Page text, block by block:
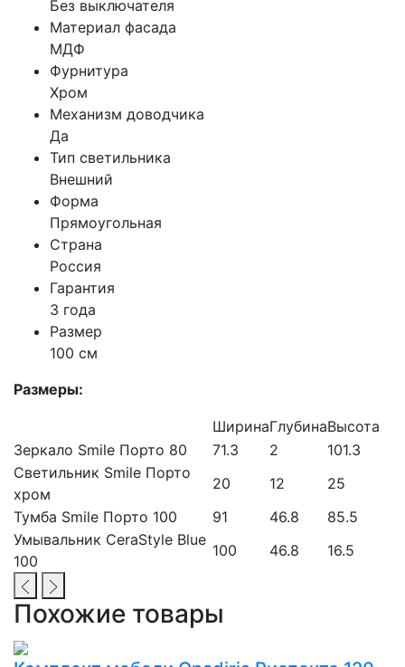
Без выключателя
Материал фасада
МДФ
Фурнитура
Хром
Механизм доводчика
Да
Тип светильника
Внешний
Форма
Прямоугольная
Страна
Россия
Гарантия
3 года
Размер
100 см
Размеры:
ШиринаГлубинаВысота
Зеркало Smile Порто 80
71.3 2
101.3
Светильник Smile Порто
хром
20 12
25
Тумба Smile Порто 100
91 46.8
85.5
Умывальник CeraStyle Blue
100
100 46.8 16.5
Похожие товары